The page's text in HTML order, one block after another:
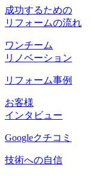
成功するための
リフォームの流れ
ワンチーム
リノベーション
リフォーム事例
お客様
インタビュー
Googleクチコミ
技術への自信